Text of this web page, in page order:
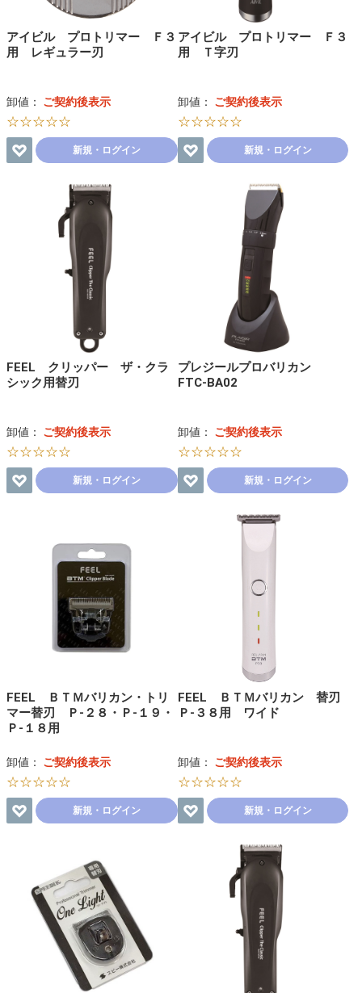
アイビル プロトリマー Ｆ３
用 レギュラー刃
卸値： ご契約後表示
☆☆☆☆☆
新規・ログイン
アイビル プロトリマー Ｆ３
用 Ｔ字刃
卸値： ご契約後表示
☆☆☆☆☆
新規・ログイン
FEEL クリッパー ザ・クラ
シック用替刃
卸値： ご契約後表示
☆☆☆☆☆
新規・ログイン
プレジールプロバリカン
FTC-BA02
卸値： ご契約後表示
☆☆☆☆☆
新規・ログイン
FEEL ＢＴＭバリカン・トリ
マー替刃 Ｐ-２８・Ｐ-１９・
Ｐ-１８用
卸値： ご契約後表示
☆☆☆☆☆
新規・ログイン
FEEL ＢＴＭバリカン 替刃
Ｐ-３８用 ワイド
卸値： ご契約後表示
☆☆☆☆☆
新規・ログイン